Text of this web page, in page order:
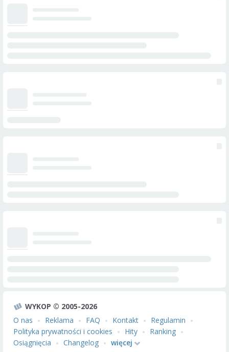
WYKOP © 2005-2026
O nas
Reklama FAQ Kontakt
Regulamin
Polityka prywatności i cookies
Hity
Ranking
Osiągnięcia
Changelog więcej